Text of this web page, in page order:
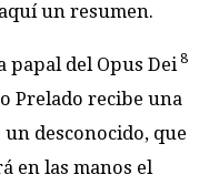
un resumen.
papal del Opus Dei 8
Prelado recibe una
desconocido, que
en las manos el